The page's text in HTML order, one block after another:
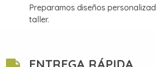
Preparamos diseños
taller.
ENTREGA RÁPIDA